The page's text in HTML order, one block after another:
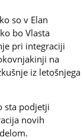
so v Elan
bo Vlasta
pri integraciji
na
iz letošnjega
sta podjetji
novih